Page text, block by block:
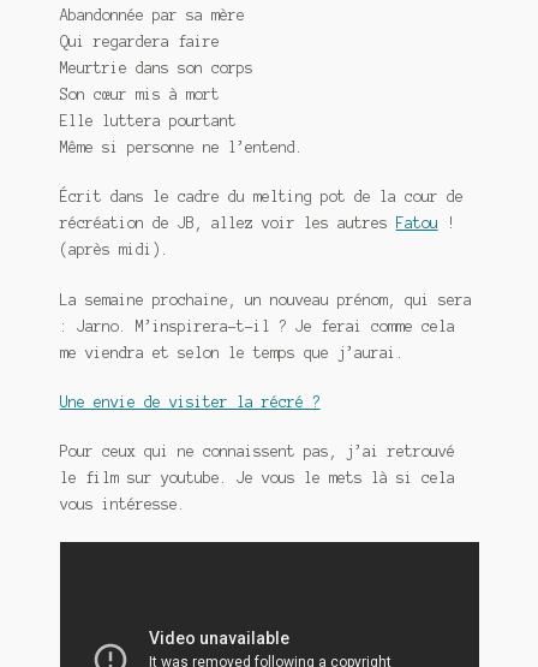
Abandonnée par sa mère
Qui regardera faire
Meurtrie dans son corps
Son cœur mis à mort
Elle luttera pourtant
Même si personne ne l’entend.
Écrit dans le cadre du melting pot de la cour de
récréation de JB, allez voir les autres
Fatou !
(après midi).
La semaine prochaine, un nouveau prénom, qui sera
: Jarno. M’inspirera-t-il ? Je ferai comme cela
me viendra et selon le temps que j’aurai.
Une envie de visiter la récré ?
Pour ceux qui ne connaissent pas, j’ai retrouvé
le film sur youtube. Je vous le mets là si cela
vous intéresse.